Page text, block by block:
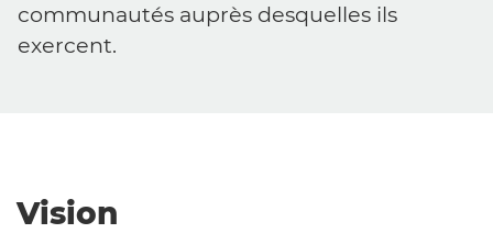
communautés auprès desquelles ils
exercent.
Vision